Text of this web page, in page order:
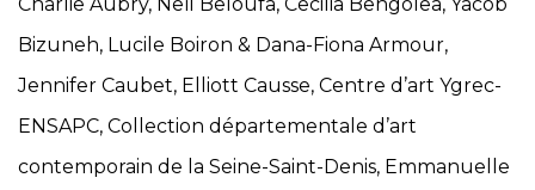
Bizuneh, Lucile Boiron & Dana-Fiona Armour,
Jennifer Caubet, Elliott Causse, Centre d’art Ygrec-
ENSAPC, Collection départementale d’art
contemporain de la Seine-Saint-Denis, Emmanuelle